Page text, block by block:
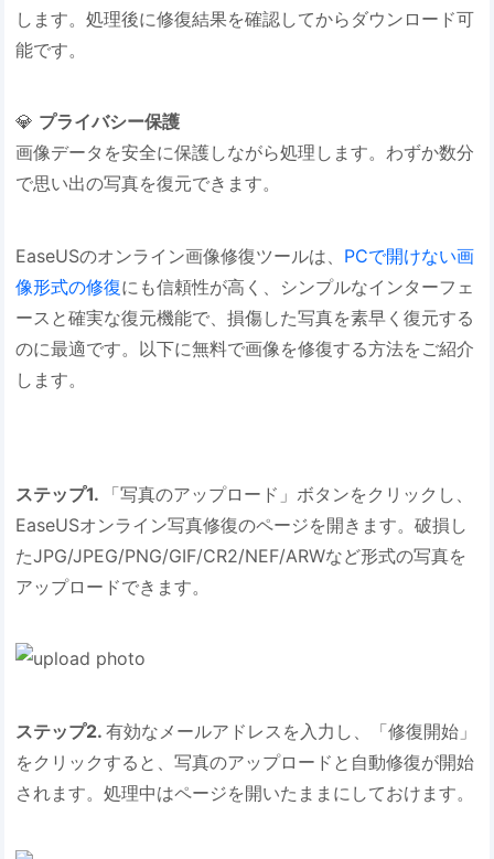
します。処理後に修復結果を確認してからダウンロード可
能です。
💎 ​ ​プライバシー保護​
画像データを安全に保護しながら処理します。わずか数分
で思い出の写真を復元できます。
EaseUSのオンライン画像修復ツールは、 PCで開けない画
像形式の修復にも信頼性が高く、シンプルなインターフェ
ースと確実な復元機能で、損傷した写真を素早く復元する
のに最適です。以下に無料で画像を修復する方法をご紹介
します。
ステップ1.
「写真のアップロード」ボタンをクリックし、
EaseUSオンライン写真修復のページを開きます。破損し
たJPG/JPEG/PNG/GIF/CR2/NEF/ARWなど形式の写真を
アップロードできます。
ステップ2.有効なメールアドレスを入力し、「修復開始」
をクリックすると、写真のアップロードと自動修復が開始
されます。処理中はページを開いたままにしておけます。